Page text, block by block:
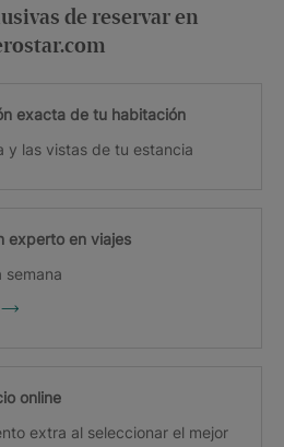
de reservar en
exacta de tu habitación
y las vistas de tu estancia
experto en viajes
semana
online
extra al seleccionar el mejor